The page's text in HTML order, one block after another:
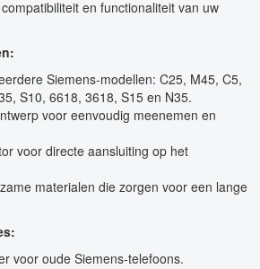
en functionaliteit van uw
Siemens-modellen: C25, M45, C5,
S10, 6618, 3618, S15 en N35.
voor eenvoudig meenemen en
voor directe aansluiting op het
materialen die zorgen voor een lange
voor oude Siemens-telefoons.